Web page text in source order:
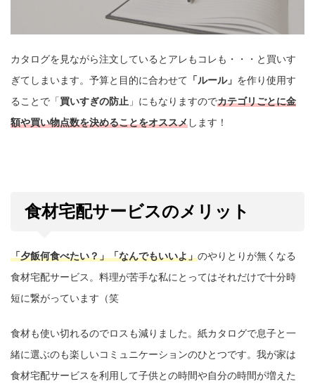
カタログを見ながら注文しているとアレもコレも・・・と買いす
ぎてしまいます。予算と目的に合わせて 「ルール」 を作り使用す
ることで「買いすぎの防止 」にもなりますのでカテゴリごとに金
額や買い物点数を決めることをオススメします！
食材宅配サービスのメリット
「夕飯何食べたい？」「なんでもいいよ」のやりとりが無くなる
食材宅配サービス。料理が苦手な私にとってはそれだけで十分時
短に繋がっています（笑
食材も使い切れるのでロスも減りました。紙カタログで息子と一
緒に選ぶのも楽しいコミュニケーションのひとつです。我が家は
食材宅配サービスを利用して子供との時間や自分の時間が増えた